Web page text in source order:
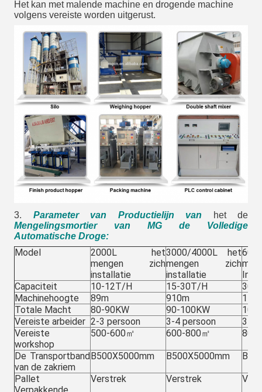
Het kan met malende machine en drogende machine
volgens vereiste worden uitgerust.
3. Parameter van Productielijn van het de
Mengelingsmortier van MG de Volledige
Automatische Droge:
Model
2000L het
mengen zich
installatie
3000/4000L het
mengen zich
installatie
Capaciteit
10-12T/H 15-30T/H
30-
Machinehoogte
89m 910m
Totale Macht
80-90KW 90-100KW
Vereiste arbeider 2-3 persoon 3-4 persoon
3-4
Vereiste
workshop
500-600㎡ 600-800㎡
De Transportband
van de zakriem
B500X5000mm B500X5000mm
Pallet
Verstrek Verstrek